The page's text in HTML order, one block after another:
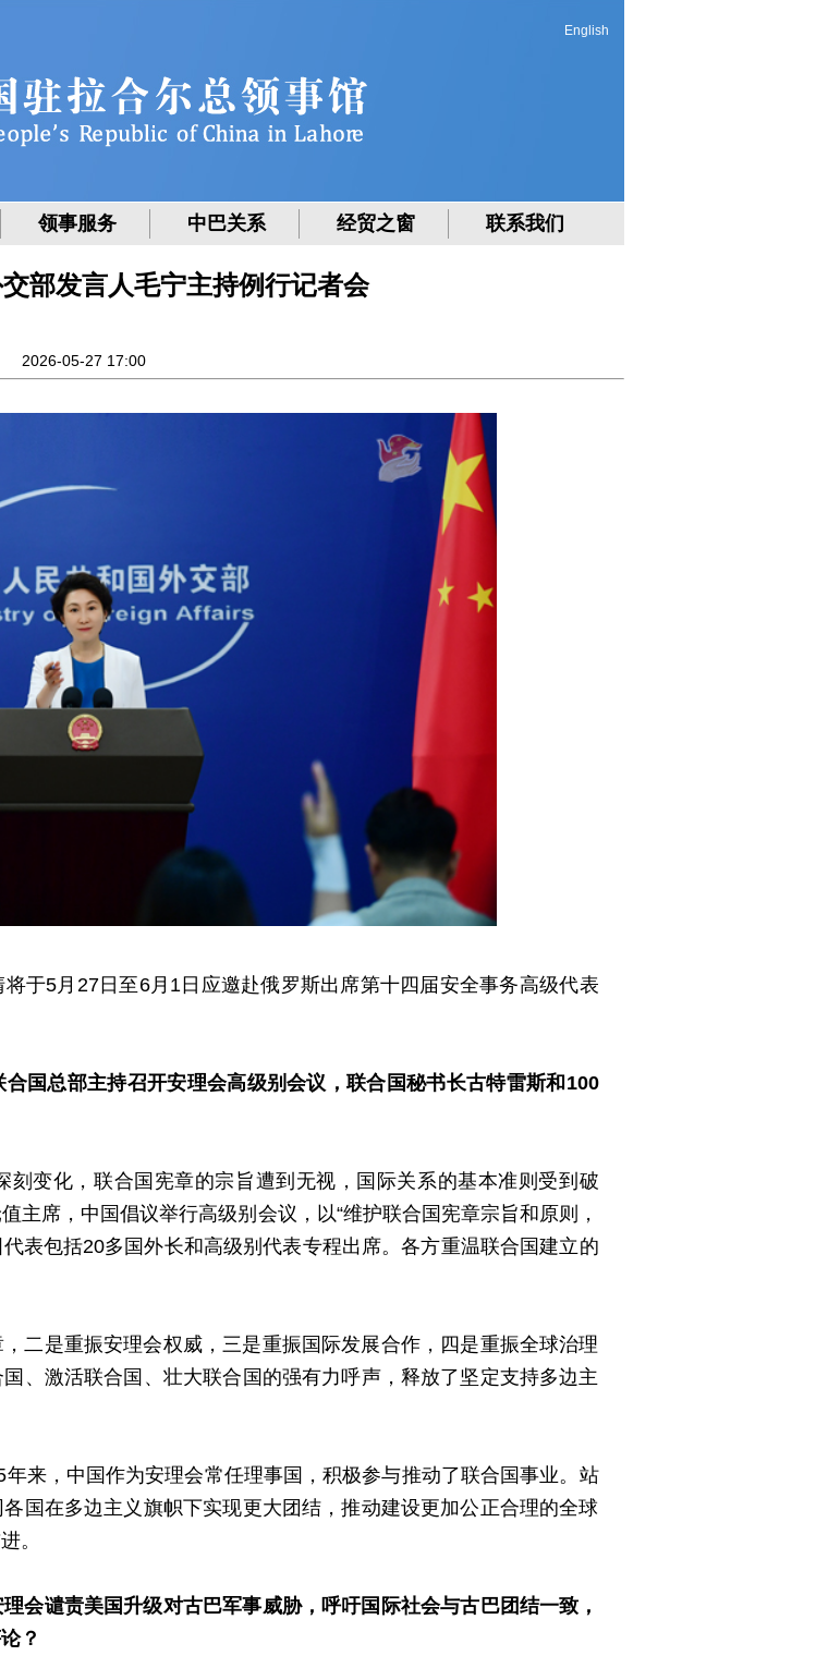
English
领事服务 中巴关系 经贸之窗 联系我们
部发言人毛宁主持例行记者会
2026-05-27 17:00
于5月27日至6月1日应邀赴俄罗斯出席第十四届安全事务高级代表
合国总部主持召开安理会高级别会议，联合国秘书长古特雷斯和100
变化，联合国宪章的宗旨遭到无视，国际关系的基本准则受到破
主席，中国倡议举行高级别会议，以“维护联合国宪章宗旨和原则，
表包括20多国外长和高级别代表专程出席。各方重温联合国建立的
二是重振安理会权威，三是重振国际发展合作，四是重振全球治理
、激活联合国、壮大联合国的强有力呼声，释放了坚定支持多边主
来，中国作为安理会常任理事国，积极参与推动了联合国事业。站
国在多边主义旗帜下实现更大团结，推动建设更加公正合理的全球
。
会谴责美国升级对古巴军事威胁，呼吁国际社会与古巴团结一致，
？